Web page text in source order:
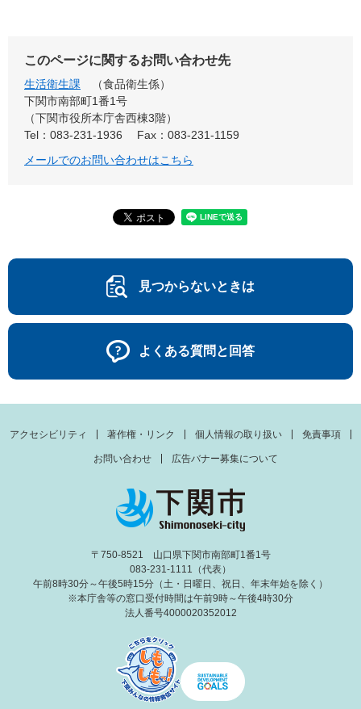
このページに関するお問い合わせ先
生活衛生課
食品衛生係
下関市南部町1番1号
（下関市役所本庁舎西棟3階）
Tel：083-231-1936
Fax：083-231-1159
メールでのお問い合わせはこちら
見つからないときは
よくある質問と回答
アクセシビリティ 著作権・リンク 個人情報の取り扱い 免責事項
お問い合わせ 広告バナー募集について
〒750-8521 山口県下関市南部町1番1号
083-231-1111（代表）
午前8時30分～午後5時15分（土・日曜日、祝日、年末年始を除く）
※本庁舎等の窓口受付時間は午前9時～午後4時30分
法人番号4000020352012